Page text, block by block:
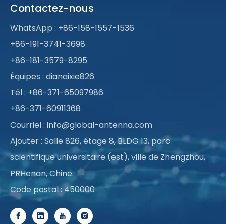
Contactez-nous
WhatsApp : +86-158-1557-1536
+86-191-3741-3698
+86-181-3579-8295
Équipes : dianaixie826
Tél : +86-371-65097986
+86-371-60911368
Courriel : info@global-antenna.com
Ajouter : Salle 826, étage 8, BLDG 13, parc
scientifique universitaire (est), ville de Zhengzhou,
PRHenan, Chine.
Code postal : 450000